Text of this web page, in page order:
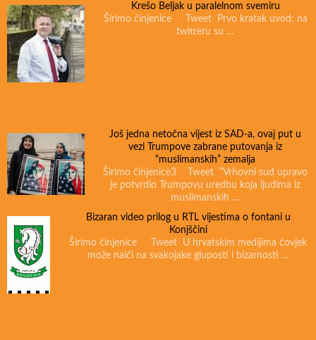
Krešo Beljak u paralelnom svemiru
Širimo činjenice Tweet Prvo kratak uvod: na
twitteru su …
Još jedna netočna vijest iz SAD-a, ovaj put u
vezi Trumpove zabrane putovanja iz
“muslimanskih” zemalja
Širimo činjenice3 Tweet “Vrhovni sud upravo
je potvrdio Trumpovu uredbu koja ljudima iz
muslimanskih …
Bizaran video prilog u RTL vijestima o fontani u
Konjščini
Širimo činjenice Tweet U hrvatskim medijima čovjek
može naići na svakojake gluposti i bizarnosti …